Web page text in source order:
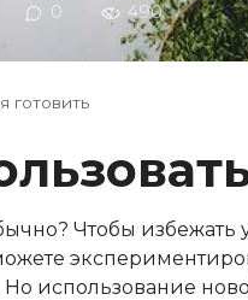
0 490
готовить
Чтобы избежать
использование